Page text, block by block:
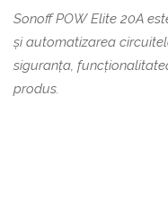
Sonoff POW Elite 20A
și automatizarea
siguranța,
produs.